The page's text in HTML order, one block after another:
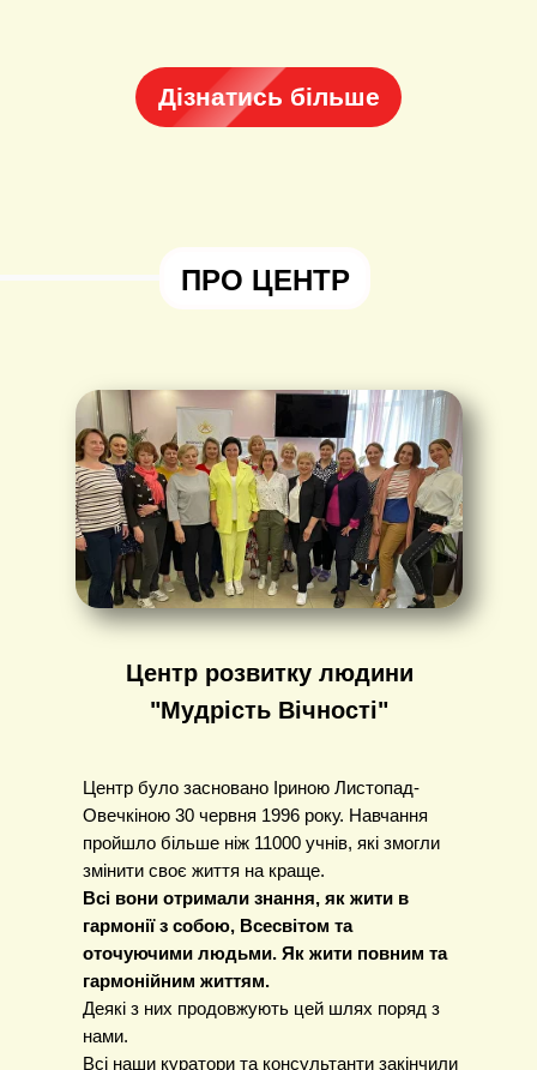
ПРО ЦЕНТР
Центр розвитку людини
"Мудрість Вічності"
Центр було засновано Іриною Листопад-
Овечкіною 30 червня 1996 року. Навчання
пройшло більше ніж 11000 учнів, які змогли
змінити своє життя на краще.
Всі вони отримали знання, як жити в
гармонії з собою, Всесвітом та
оточуючими людьми. Як жити повним та
гармонійним життям.
Деякі з них продовжують цей шлях поряд з
нами.
Всі наши куратори та консультанти закінчили
Дізнатись більше